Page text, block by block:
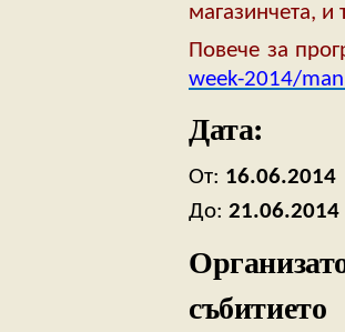
магазинчета, и
Повече за
week-2014/
Дата:
От: 16.06.2014
До: 21.06.2014
събитието